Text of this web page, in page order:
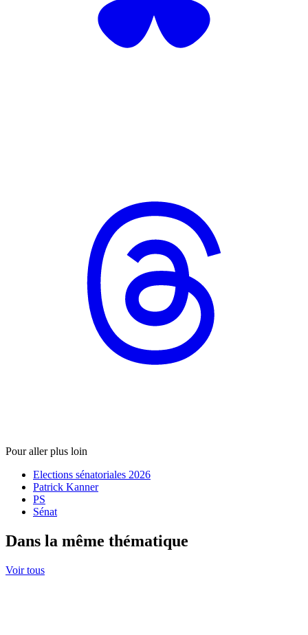
Pour aller plus loin
Elections sénatoriales 2026
Patrick Kanner
PS
Sénat
Dans la même thématique
Voir tous